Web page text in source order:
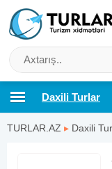
Daxili Turlar
TURLAR.AZ ▸ Daxili